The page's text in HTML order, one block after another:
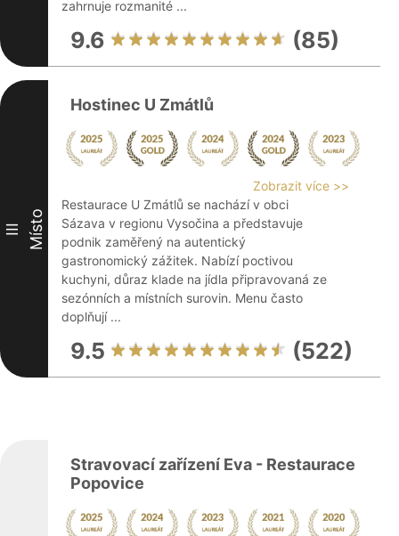
zahrnuje rozmanité ...
9.6 (85)
III Místo
Hostinec U Zmátlů
Zobrazit více >>
Restaurace U Zmátlů se nachází v obci
Sázava v regionu Vysočina a představuje
podnik zaměřený na autentický
gastronomický zážitek. Nabízí poctivou
kuchyni, důraz klade na jídla připravovaná ze
sezónních a místních surovin. Menu často
doplňují ...
9.5 (522)
Stravovací zařízení Eva - Restaurace
Popovice